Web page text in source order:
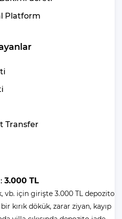
Ölçüleri
- 5 m | Derinlik - 1.50 m
sularını tercih
çıkarabilmek için sadece 3,5
her misafirimizin ardından özel
Neler Var?
Platform
Transfer
3.000 TL
vb. için girişte 3.000 TL depozito
kırık dökük, zarar ziyan, kayıp